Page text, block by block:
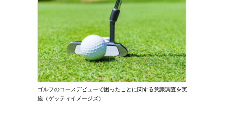
ゴルフのコースデビューで困ったことに関する意識調査を実
施（ゲッティイメージズ）